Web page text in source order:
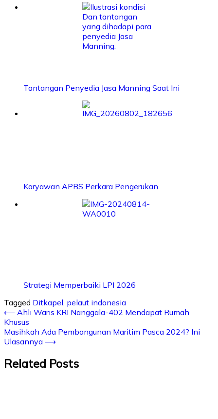
Tantangan Penyedia Jasa Manning Saat Ini
Karyawan APBS Perkara Pengerukan…
Strategi Memperbaiki LPI 2026
Tagged Ditkapel, pelaut indonesia
⟵ Ahli Waris KRI Nanggala-402 Mendapat Rumah
Khusus
Masihkah Ada Pembangunan Maritim Pasca 2024? Ini
Ulasannya ⟶
Related Posts